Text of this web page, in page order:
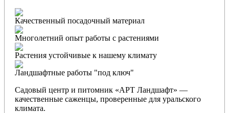
Качественный посадочный материал
Многолетний опыт работы с растениями
Растения устойчивые к нашему климату
Ландшафтные работы "под ключ"
Садовый центр и питомник «АРТ Ландшафт» —
качественные саженцы, проверенные для уральского
климата.